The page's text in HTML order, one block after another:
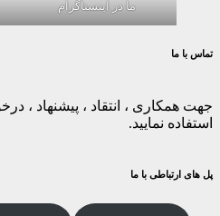
ما در اینستاگرام
تماس با ما
جهت همکاری ، انتقاد ، پیشنهاد ،
استفاده نمایید.
پل های ارتباطی با ما